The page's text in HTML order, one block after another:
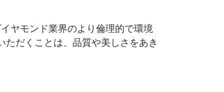
ヤモンド業界のより倫理的で環境
だくことは、品質や美しさをあき